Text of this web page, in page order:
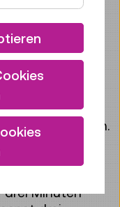
Das hat
de
speziellen
eine
Stunden
die Hardware
zu errechnen.
wir die
Engine
drei Minuten